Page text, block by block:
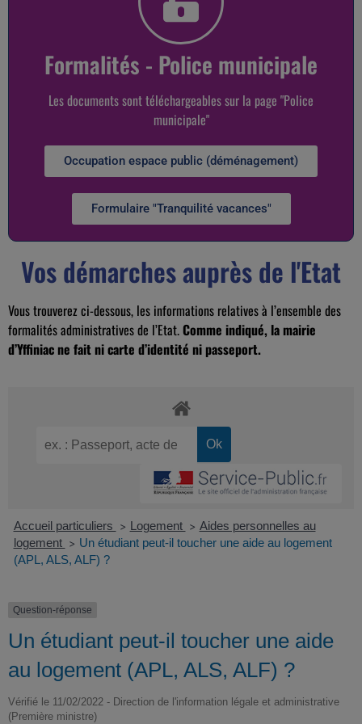
Formalités - Police municipale
Les documents sont téléchargeables sur la page "Police
municipale"
Occupation espace public (déménagement)
Formulaire "Tranquilité vacances"
Vos démarches auprès de l'Etat
Vous trouverez ci-dessous, les informations relatives à l’ensemble des
formalités administratives de l’Etat.Comme indiqué, la mairie
d’Yffiniac ne fait ni carte d’identité ni passeport.
Accueil particuliers > Logement > Aides personnelles au
logement > Un étudiant peut-il toucher une aide au logement
(APL, ALS, ALF) ?
Question-réponse
Un étudiant peut-il toucher une aide
au logement (APL, ALS, ALF) ?
Vérifié le 11/02/2022 - Direction de l'information légale et administrative
(Première ministre)